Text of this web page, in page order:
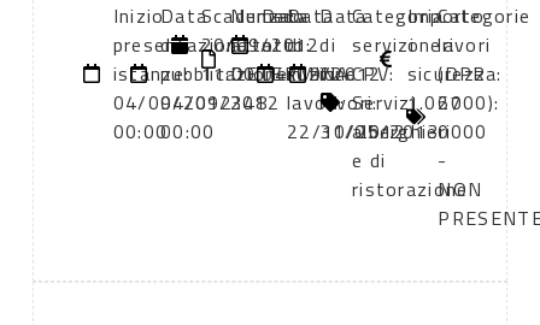
Inizio
presentazione
istanze:
04/09/2012
00:00
Data
di
pubblicazione:
04/09/2012
00:00
Scadenza:
20/09/2012
11:00
Numero
atto:
DETERMINA
348
Data
atto:
04/09/2012
Data
di
inizio
lavori:
22/10/2012
Data
di
fine
lavori:
31/05/2013
Categoria
servizi
CPV:
Servizi
alberghieri
e di
ristorazione
Importo
oneri
sicurezza:
1.067
Categorie
lavori
(DPR
2000):
0000
-
NON